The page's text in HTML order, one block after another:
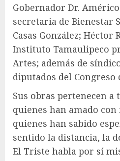
Gobernador Dr.
secretaria de Bienestar
Casas González; Héctor
Instituto Tamaulipeco
Artes; además de
diputados del Congreso
Sus obras pertenecen a
quienes han amado
quienes han sabido
sentido la distancia, la
El Triste habla por sí